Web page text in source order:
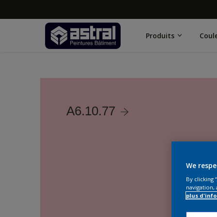
Produits
A6.10.77
We
By clicking
navigation,
plus